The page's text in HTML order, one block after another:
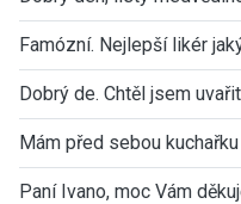
Famózní. Nejlepší likér
Dobrý de. Chtěl jsem
Mám před sebou
Paní Ivano, moc Vám